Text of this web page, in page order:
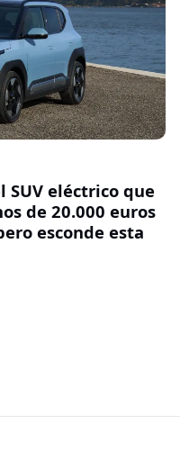
SUV eléctrico que
de 20.000 euros
esconde esta